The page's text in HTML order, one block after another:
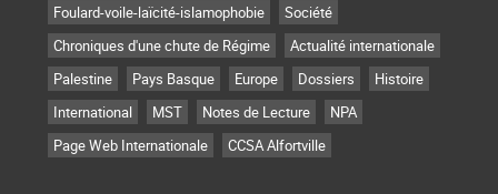
Foulard-voile-laïcité-islamophobie
Société
Chroniques d'une chute de Régime
Actualité internationale
Palestine
Pays Basque Europe Dossiers
Histoire
International
MST Notes de Lecture
NPA
Page Web Internationale
CCSA Alfortville